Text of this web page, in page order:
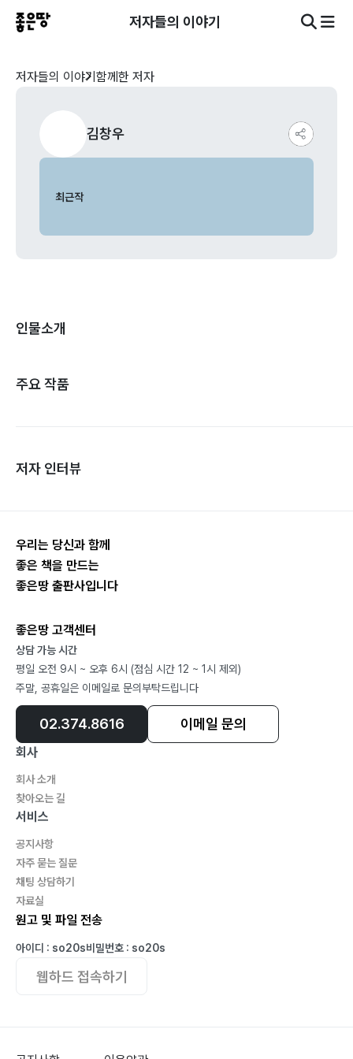
저자들의 이야기
저자들의 이야기 함께한 저자
김창우
최근작
인물소개
주요 작품
저자 인터뷰
우리는 당신과 함께
좋은 책을 만드는
좋은땅 출판사입니다
좋은땅 고객센터
상담 가능 시간
평일 오전 9시 ~ 오후 6시 (점심 시간 12 ~ 1시 제외)
주말, 공휴일은 이메일로 문의부탁드립니다
02.374.8616 이메일 문의
회사
회사 소개
찾아오는 길
서비스
공지사항
자주 묻는 질문
채팅 상담하기
자료실
원고 및 파일 전송
아이디 : so20s비밀번호 : so20s
웹하드 접속하기